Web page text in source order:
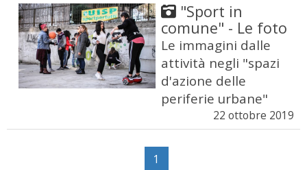
"Sport in
comune" - Le foto
Le immagini dalle
attività negli "spazi
d'azione delle
periferie urbane"
22 ottobre 2019
1